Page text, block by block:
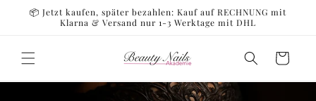
Skip to
content
📦 Jetzt kaufen, später bezahlen: Kauf auf RECHNUNG mit
Klarna & Versand nur 1-3 Werktage mit DHL
Cart